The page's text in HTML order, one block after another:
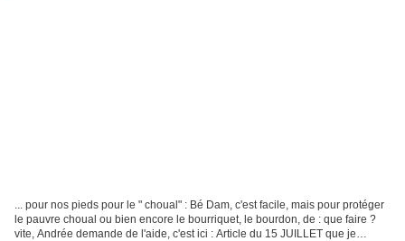
... pour nos pieds pour le " choual" : Bé Dam, c'est facile, mais pour protéger
le pauvre choual ou bien encore le bourriquet, le bourdon, de : que faire ?
vite, Andrée demande de l'aide, c'est ici : Article du 15 JUILLET que je